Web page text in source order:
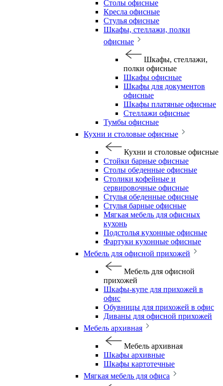
Столы офисные
Кресла офисные
Стулья офисные
Шкафы, стеллажи, полки
офисные
Шкафы, стеллажи,
полки офисные
Шкафы офисные
Шкафы для документов
офисные
Шкафы платяные офисные
Стеллажи офисные
Тумбы офисные
Кухни и столовые офисные
Кухни и столовые офисные
Стойки барные офисные
Столы обеденные офисные
Столики кофейные и
сервировочные офисные
Стулья обеденные офисные
Стулья барные офисные
Мягкая мебель для офисных
кухонь
Подстолья кухонные офисные
Фартуки кухонные офисные
Мебель для офисной прихожей
Мебель для офисной
прихожей
Шкафы-купе для прихожей в
офис
Обувницы для прихожей в офис
Диваны для офисной прихожей
Мебель архивная
Мебель архивная
Шкафы архивные
Шкафы картотечные
Мягкая мебель для офиса